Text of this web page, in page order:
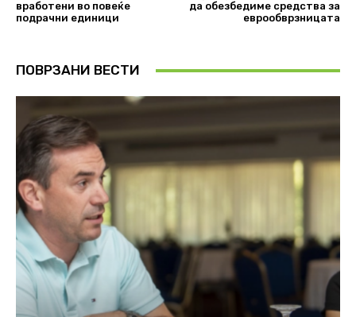
вработени во повеќе
подрачни единици
да обезбедиме средства за
еврообврзницата
ПОВРЗАНИ ВЕСТИ